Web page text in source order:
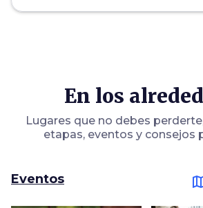
En los
Lugares que no debes
etapas, eventos y consejos
Eventos